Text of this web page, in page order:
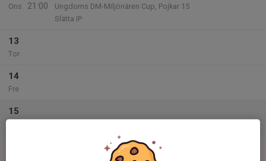
Ons
21:00
Ungdoms DM-Miljönären Cup, Pojkar 15
Slätta IP
13
Tor
14
Fre
15
Match mot IK Huge